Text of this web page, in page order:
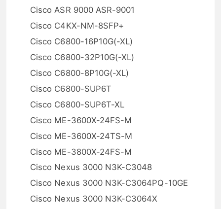
Cisco ASR 9000 ASR-9001
Cisco C4KX-NM-8SFP+
Cisco C6800-16P10G(-XL)
Cisco C6800-32P10G(-XL)
Cisco C6800-8P10G(-XL)
Cisco C6800-SUP6T
Cisco C6800-SUP6T-XL
Cisco ME-3600X-24FS-M
Cisco ME-3600X-24TS-M
Cisco ME-3800X-24FS-M
Cisco Nexus 3000 N3K-C3048
Cisco Nexus 3000 N3K-C3064PQ-10GE
Cisco Nexus 3000 N3K-C3064X